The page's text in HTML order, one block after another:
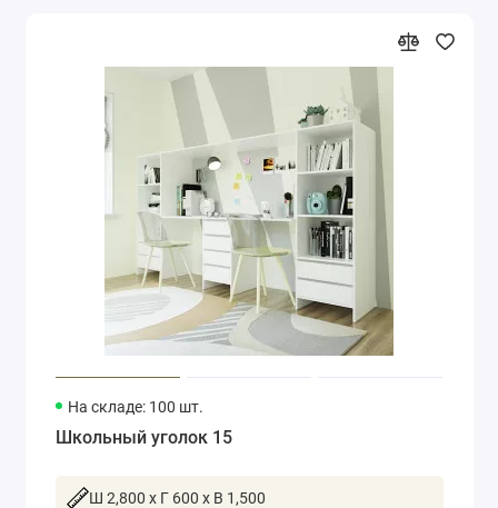
На складе: 100 шт.
Школьный уголок 15
Ш 2,800 x Г 600 x В 1,500